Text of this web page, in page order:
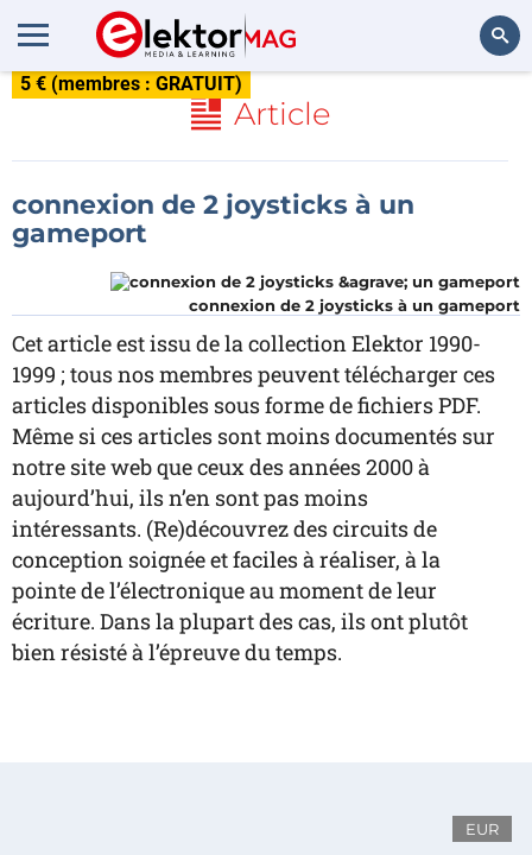
5 € (membres : GRATUIT)
Article
connexion de 2 joysticks à un
gameport
connexion de 2 joysticks à un gameport
Cet article est issu de la collection Elektor 1990-
1999 ; tous nos membres peuvent télécharger ces
articles disponibles sous forme de fichiers PDF.
Même si ces articles sont moins documentés sur
notre site web que ceux des années 2000 à
aujourd’hui, ils n’en sont pas moins
intéressants. (Re)découvrez des circuits de
conception soignée et faciles à réaliser, à la
pointe de l’électronique au moment de leur
écriture. Dans la plupart des cas, ils ont plutôt
bien résisté à l’épreuve du temps.
EUR